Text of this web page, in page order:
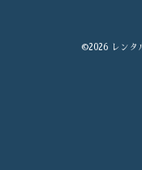
©2026 レンタ